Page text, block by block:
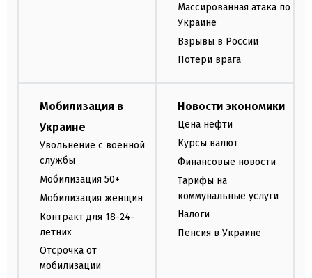
Массированная атака по
Украине
Взрывы в России
Потери врага
Мобилизация в
Украине
Увольнение с военной
службы
Мобилизация 50+
Мобилизация женщин
Контракт для 18-24-
летних
Отсрочка от
мобилизации
Новости экономики
Цена нефти
Курсы валют
Финансовые новости
Тарифы на
коммунальные услуги
Налоги
Пенсия в Украине